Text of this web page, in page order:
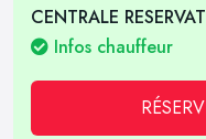
CENTRALE
Infos chauffeur